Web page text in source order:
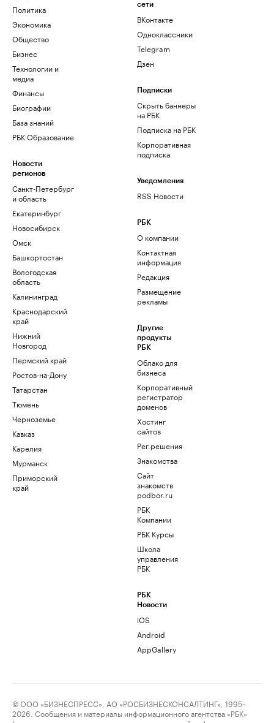
Политика
Экономика
Общество
Бизнес
Технологии и
медиа
Финансы
Биографии
База знаний
РБК Образование
Новости
регионов
Санкт-Петербург
и область
Екатеринбург
Новосибирск
Омск
Башкортостан
Вологодская
область
Калининград
Краснодарский
край
Нижний
Новгород
Пермский край
Ростов-на-Дону
Татарстан
Тюмень
Черноземье
Кавказ
Карелия
Мурманск
Приморский
край
сети
ВКонтакте
Одноклассники
Telegram
Дзен
Подписки
Скрыть баннеры
на РБК
Подписка на РБК
Корпоративная
подписка
Уведомления
RSS Новости
РБК
О компании
Контактная
информация
Редакция
Размещение
рекламы
Другие
продукты
РБК
Облако для
бизнеса
Корпоративный
регистратор
доменов
Хостинг
сайтов
Рег.решения
Знакомства
Сайт
знакомств
podbor.ru
РБК
Компании
РБК Курсы
Школа
управления
РБК
РБК
Новости
iOS
Android
AppGallery
© ООО «БИЗНЕСПРЕСС», АО «РОСБИЗНЕСКОНСАЛТИНГ», 1995–
2026. Сообщения и материалы информационного агентства «РБК»